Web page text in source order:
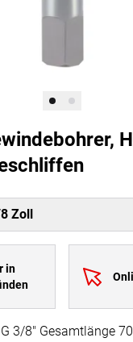
Zoll
in
3/8" Gesamtlänge